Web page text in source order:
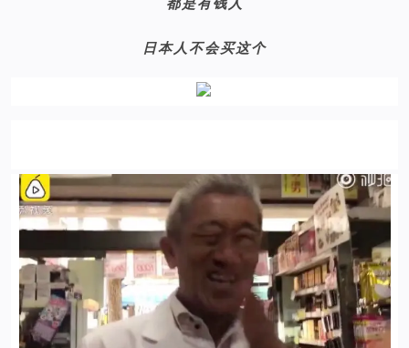
都是有钱人
日本人不会买这个